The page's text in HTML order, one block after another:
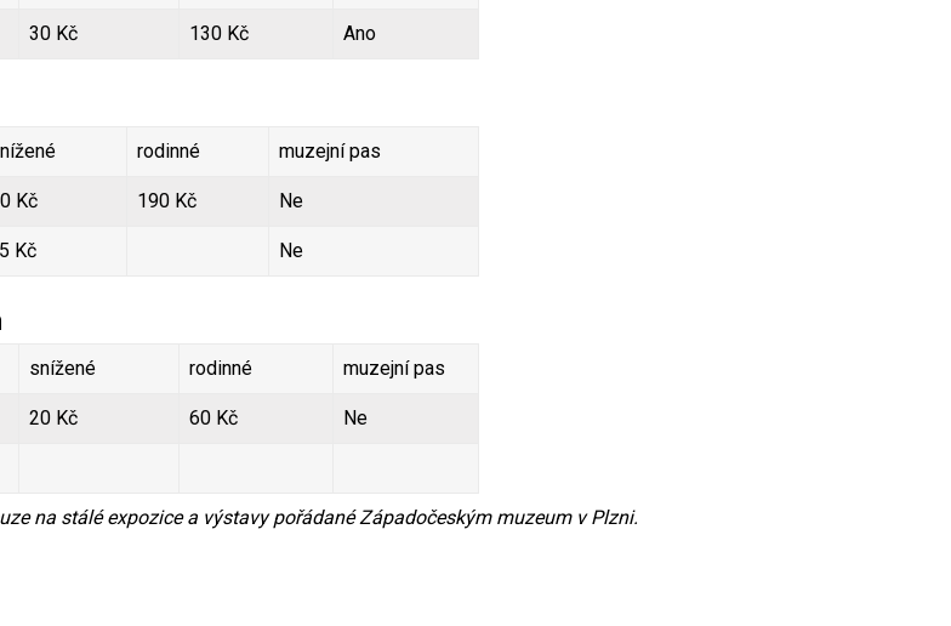
30 Kč 130 Kč Ano
rodinné muzejní pas
Kč 190 Kč Ne
5 Kč Ne
snížené rodinné muzejní pas
20 Kč 60 Kč Ne
na stálé expozice a výstavy pořádané Západočeským muzeum v Plzni.